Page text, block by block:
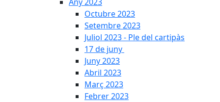
Octubre 2023
Setembre 2023
Juliol 2023 - Ple del cartipàs
17 de juny
Juny 2023
Abril 2023
Març 2023
Febrer 2023